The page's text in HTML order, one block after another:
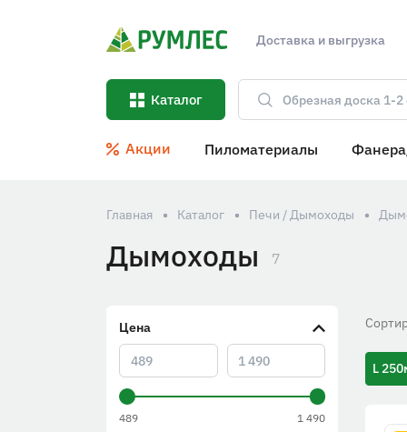
Доставка и выгрузка
Каталог
Акции Пиломатериалы
Главная Каталог Печи / Дымоходы
Дымоходы 7
L
Цена
489 1 490